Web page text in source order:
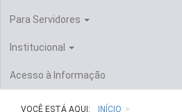
Para Servidores
Institucional
Acesso à Informação
VOCÊ ESTÁ AQUI:
INÍCIO